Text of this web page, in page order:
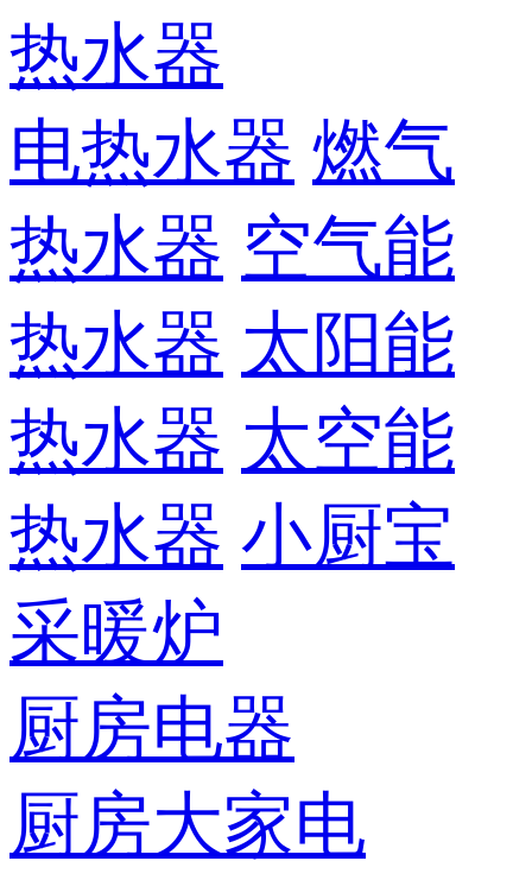
热水器
电热水器 燃气
热水器 空气能
热水器 太阳能
热水器 太空能
热水器 小厨宝
采暖炉
厨房电器
厨房大家电